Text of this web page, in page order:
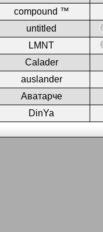
compound ™
untitled
LMNT
Calader
auslander
Аватарче
DinYa